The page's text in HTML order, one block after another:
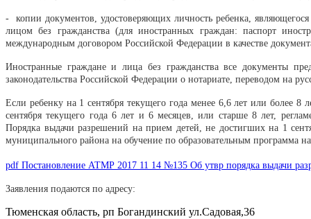
- копии документов, удостоверяющих личность ребенка,
лицом без гражданства (для иностранных граждан: паспорт
международным договором Российской Федерации в качестве
Иностранные граждане и лица без гражданства все документы
законодательства Российской Федерации о нотариате, переводом на
Если ребенку на 1 сентября текущего года менее 6,6 лет или более
сентября текущего года 6 лет и 6 месяцев, или старше 8 лет,
Порядка выдачи разрешений на прием детей, не достигших на 1
муниципального района на обучение по образовательным программа
pdf Постановление АТМР 2017 11 14 №135 Об утвр порядка выдачи
Заявления подаются по адресу:
Тюменская область, рп Богандинский ул.Садовая,36